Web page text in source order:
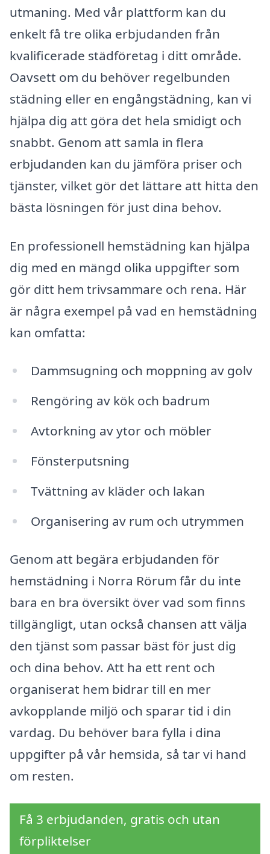
utmaning. Med vår plattform kan du
enkelt få tre olika erbjudanden från
kvalificerade städföretag i ditt område.
Oavsett om du behöver regelbunden
städning eller en engångstädning, kan vi
hjälpa dig att göra det hela smidigt och
snabbt. Genom att samla in flera
erbjudanden kan du jämföra priser och
tjänster, vilket gör det lättare att hitta den
bästa lösningen för just dina behov.
En professionell hemstädning kan hjälpa
dig med en mängd olika uppgifter som
gör ditt hem trivsammare och rena. Här
är några exempel på vad en hemstädning
kan omfatta:
Dammsugning och moppning av golv
Rengöring av kök och badrum
Avtorkning av ytor och möbler
Fönsterputsning
Tvättning av kläder och lakan
Organisering av rum och utrymmen
Genom att begära erbjudanden för
hemstädning i Norra Rörum får du inte
bara en bra översikt över vad som finns
tillgängligt, utan också chansen att välja
den tjänst som passar bäst för just dig
och dina behov. Att ha ett rent och
organiserat hem bidrar till en mer
avkopplande miljö och sparar tid i din
vardag. Du behöver bara fylla i dina
uppgifter på vår hemsida, så tar vi hand
om resten.
Få 3 erbjudanden, gratis och utan
förpliktelser